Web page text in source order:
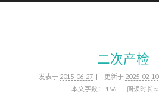
二次产检
发表于 2015-06-27 更新于 2025-02-10
本文字数：
156 阅读时长 ≈